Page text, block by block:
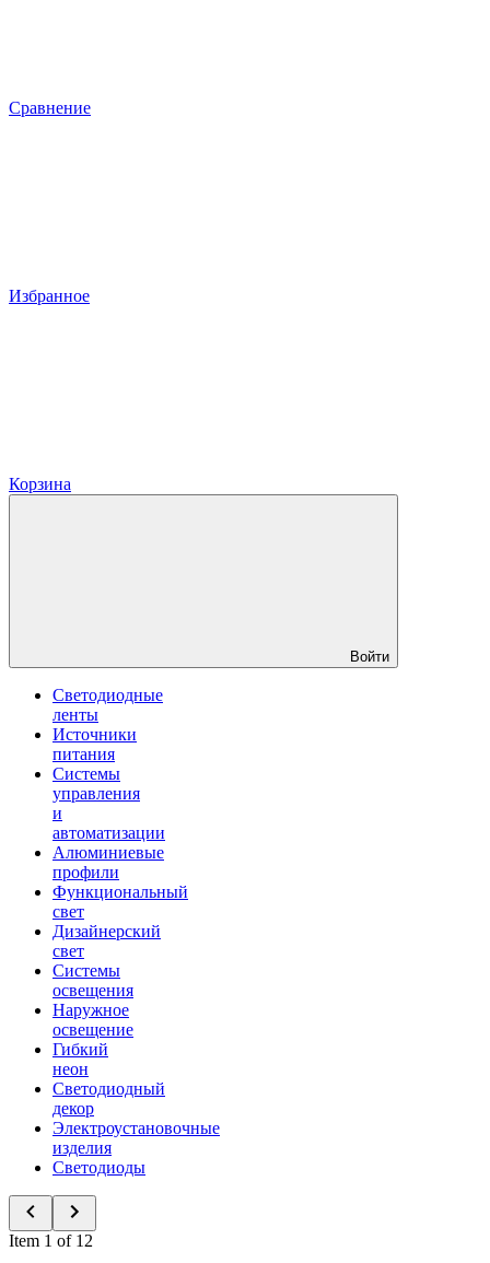
Сравнение
Избранное
Корзина
Войти
Светодиодные
ленты
Источники
питания
Системы
управления
и
автоматизации
Алюминиевые
профили
Функциональный
свет
Дизайнерский
свет
Системы
освещения
Наружное
освещение
Гибкий
неон
Светодиодный
декор
Электроустановочные
изделия
Светодиоды
Item 1 of 12